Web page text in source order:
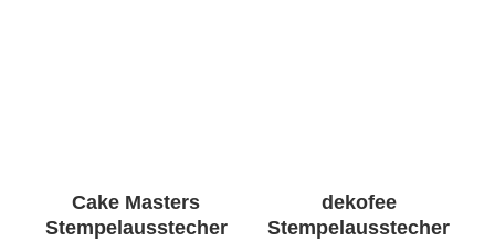
Cake Masters
Stempelausstecher
dekofee
Stempelausstecher